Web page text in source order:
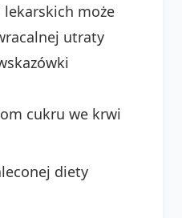
może
utraty
cukru we krwi
diety